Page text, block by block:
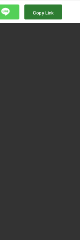
Copy Link